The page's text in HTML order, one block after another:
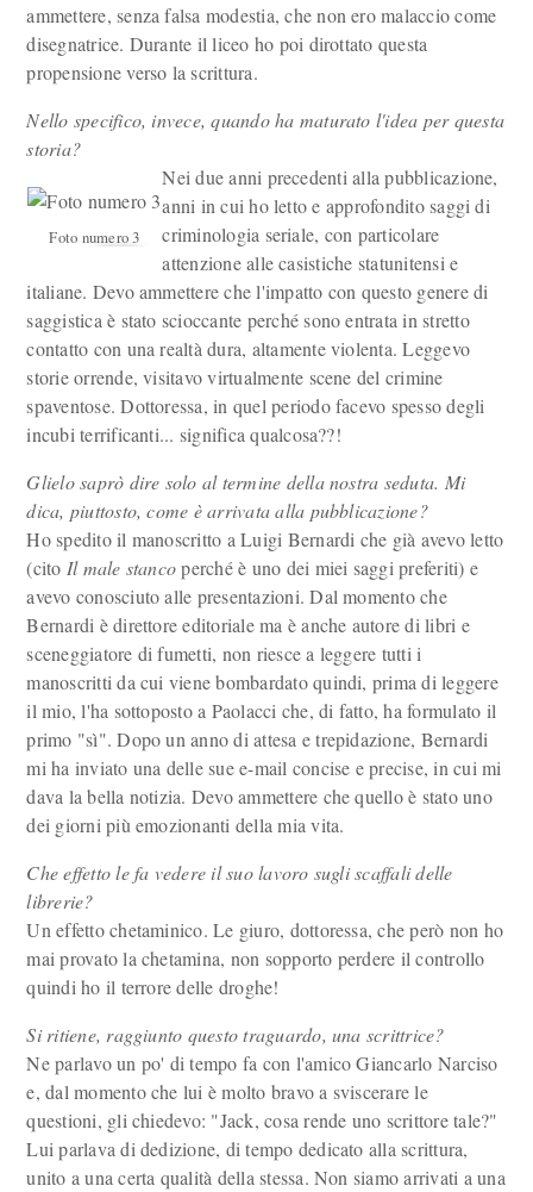
ammettere, senza falsa modestia, che non ero malaccio come
disegnatrice. Durante il liceo ho poi dirottato questa
propensione verso la scrittura.
Nello specifico, invece, quando ha maturato l'idea per questa
storia?
Foto numero 3
Nei due anni precedenti alla pubblicazione,
anni in cui ho letto e approfondito saggi di
criminologia seriale, con particolare
attenzione alle casistiche statunitensi e
italiane. Devo ammettere che l'impatto con questo genere di
saggistica è stato scioccante perché sono entrata in stretto
contatto con una realtà dura, altamente violenta. Leggevo
storie orrende, visitavo virtualmente scene del crimine
spaventose. Dottoressa, in quel periodo facevo spesso degli
incubi terrificanti... significa qualcosa??!
Glielo saprò dire solo al termine della nostra seduta. Mi
dica, piuttosto, come è arrivata alla pubblicazione?
Ho spedito il manoscritto a Luigi Bernardi che già avevo letto
(cito Il male stancoperché è uno dei miei saggi preferiti) e
avevo conosciuto alle presentazioni. Dal momento che
Bernardi è direttore editoriale ma è anche autore di libri e
sceneggiatore di fumetti, non riesce a leggere tutti i
manoscritti da cui viene bombardato quindi, prima di leggere
il mio, l'ha sottoposto a Paolacci che, di fatto, ha formulato il
primo "sì". Dopo un anno di attesa e trepidazione, Bernardi
mi ha inviato una delle sue e-mail concise e precise, in cui mi
dava la bella notizia. Devo ammettere che quello è stato uno
dei giorni più emozionanti della mia vita.
Che effetto le fa vedere il suo lavoro sugli scaffali delle
librerie?
Un effetto chetaminico. Le giuro, dottoressa, che però non ho
mai provato la chetamina, non sopporto perdere il controllo
quindi ho il terrore delle droghe!
Si ritiene, raggiunto questo traguardo, una scrittrice?
Ne parlavo un po' di tempo fa con l'amico Giancarlo Narciso
e, dal momento che lui è molto bravo a sviscerare le
questioni, gli chiedevo: "Jack, cosa rende uno scrittore tale?"
Lui parlava di dedizione, di tempo dedicato alla scrittura,
unito a una certa qualità della stessa. Non siamo arrivati a una